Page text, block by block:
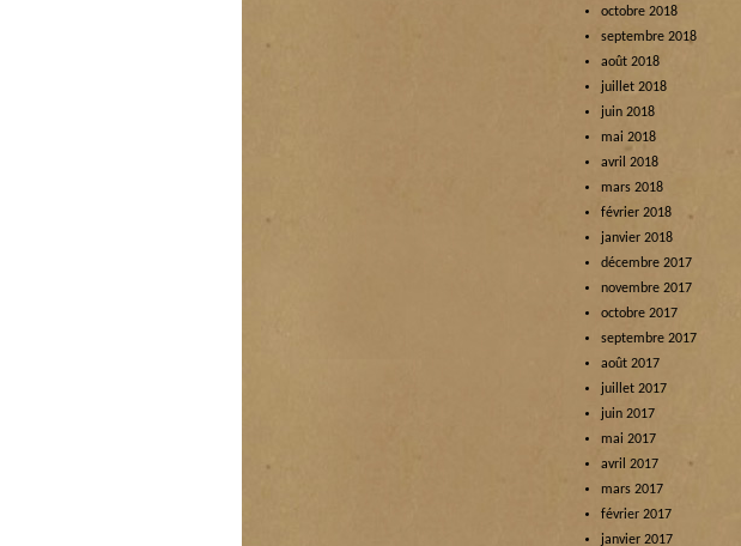
octobre 2018
septembre 2018
août 2018
juillet 2018
juin 2018
mai 2018
avril 2018
mars 2018
février 2018
janvier 2018
décembre 2017
novembre 2017
octobre 2017
septembre 2017
août 2017
juillet 2017
juin 2017
mai 2017
avril 2017
mars 2017
février 2017
janvier 2017